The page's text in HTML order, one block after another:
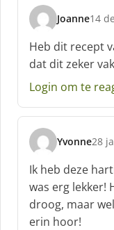
Joanne
s
c
h
r
e
f
14
Heb dit recept
dat dit zeker
Login om te
Yvonne
s
c
h
r
e
e
28
Ik heb deze
was erg lekker!
droog, maar
erin hoor!